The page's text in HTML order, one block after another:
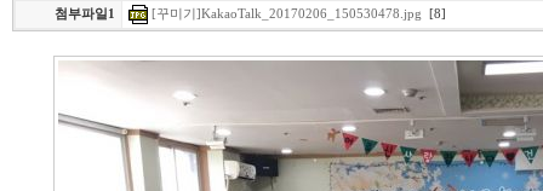
첨부파일1
[꾸미기]KakaoTalk_20170206_150530478.jpg [8]